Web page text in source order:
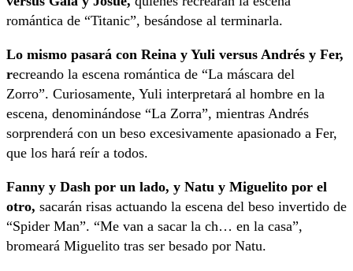
romántica de “Titanic”, besándose al terminarla.
Lo mismo pasará con Reina y Yuli versus Andrés y Fer,
recreando la escena romántica de “La máscara del
Zorro”. Curiosamente, Yuli interpretará al hombre en la
escena, denominándose “La Zorra”, mientras Andrés
sorprenderá con un beso excesivamente apasionado a Fer,
que los hará reír a todos.
Fanny y Dash por un lado, y Natu y Miguelito por el
otro, sacarán risas actuando la escena del beso invertido de
“Spider Man”. “Me van a sacar la ch… en la casa”,
bromeará Miguelito tras ser besado por Natu.